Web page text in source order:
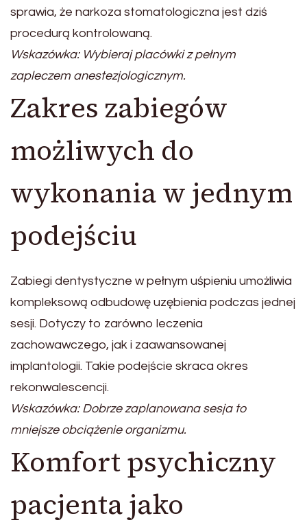
sprawia, że narkoza stomatologiczna jest dziś
procedurą kontrolowaną.
Wskazówka: Wybieraj placówki z pełnym
zapleczem anestezjologicznym.
Zakres zabiegów
możliwych do
wykonania w jednym
podejściu
Zabiegi dentystyczne w pełnym uśpieniu umożliwia
kompleksową odbudowę uzębienia podczas jednej
sesji. Dotyczy to zarówno leczenia
zachowawczego, jak i zaawansowanej
implantologii. Takie podejście skraca okres
rekonwalescencji.
Wskazówka: Dobrze zaplanowana sesja to
mniejsze obciążenie organizmu.
Komfort psychiczny
pacjenta jako